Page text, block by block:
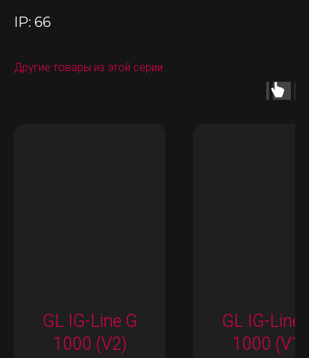
IP: 66
Другие товары из этой серии
GL IG-Line G
1000 (V2)
GL IG-Line
1000 (V1)